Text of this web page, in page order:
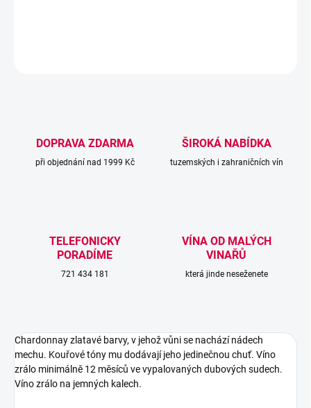
DOPRAVA ZDARMA
při objednání nad 1999 Kč
ŠIROKÁ NABÍDKA
tuzemských i zahraničních vín
TELEFONICKY
PORADÍME
721 434 181
VÍNA OD MALÝCH
VINAŘŮ
která jinde neseženete
Chardonnay zlatavé barvy, v jehož vůni se nachází nádech
mechu. Kouřové tóny mu dodávají jeho jedinečnou chuť. Víno
zrálo minimálně 12 měsíců ve vypalovaných dubových sudech.
Víno zrálo na jemných kalech.